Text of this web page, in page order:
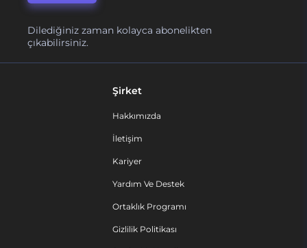
Dilediğiniz zaman kolayca abonelikten
çıkabilirsiniz.
Şirket
Hakkımızda
İletişim
Kariyer
Yardım Ve Destek
Ortaklık Programı
Gizlilik Politikası